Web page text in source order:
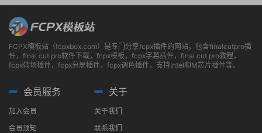
FCPX模板站（fcpxbox.com）是专门分享fcpx插件的网站，包含finalcutpro插
件，final cut pro软件下载，fcpx模板，fcpx字幕插件，final cut pro教程，
fcpx转场插件，fcpx分屏插件，fcpx调色插件，支持Intel和M芯片插件等。
会员服务
加入会员
会员须知
关于
关于我们
联系我们